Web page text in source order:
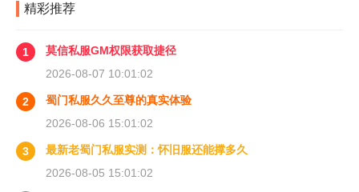
精彩推荐
1
莫信私服GM权限获取捷径
2026-08-07 10:01:02
2
蜀门私服久久至尊的真实体验
2026-08-06 15:01:02
3
最新老蜀门私服实测：怀旧服还能撑多久
2026-08-05 15:01:02